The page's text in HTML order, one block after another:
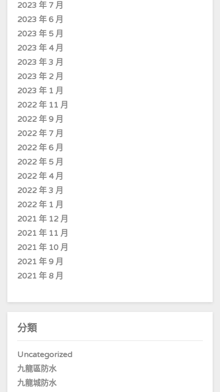
2023 年 7 月
2023 年 6 月
2023 年 5 月
2023 年 4 月
2023 年 3 月
2023 年 2 月
2023 年 1 月
2022 年 11 月
2022 年 9 月
2022 年 7 月
2022 年 6 月
2022 年 5 月
2022 年 4 月
2022 年 3 月
2022 年 1 月
2021 年 12 月
2021 年 11 月
2021 年 10 月
2021 年 9 月
2021 年 8 月
分類
Uncategorized
九龍區防水
九龍城防水